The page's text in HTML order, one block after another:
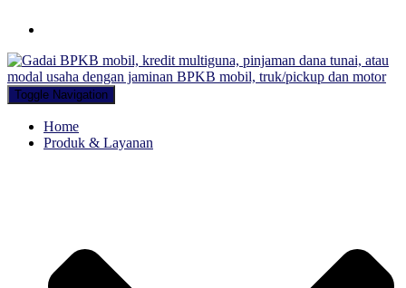
Toggle Navigation
Home
Produk & Layanan